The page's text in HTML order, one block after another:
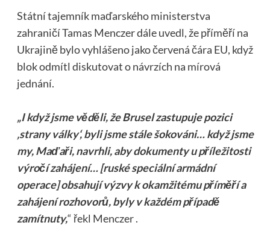
Státní tajemník maďarského ministerstva
zahraničí Tamas Menczer dále uvedl, že příměří na
Ukrajině bylo vyhlášeno jako červená čára EU, když
blok odmítl diskutovat o návrzích na mírová
jednání.
„I když jsme věděli, že Brusel zastupuje pozici
‚strany války‘, byli jsme stále šokováni… když jsme
my, Maďaři, navrhli, aby dokumenty u příležitosti
výročí zahájení… [ruské speciální armádní
operace] obsahují výzvy k okamžitému příměří a
zahájení rozhovorů, byly v každém případě
zamítnuty,“ řekl Menczer .